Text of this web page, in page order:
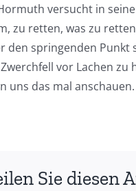
versucht in
zu retten, was zu
den springenden Punkt
vor Lachen zu
uns das mal anschauen.
Sie diesen